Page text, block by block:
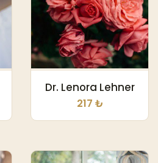
Dr. Lenora Lehner
217 ₺